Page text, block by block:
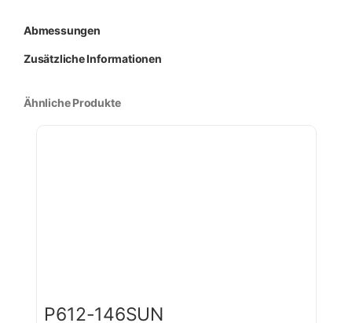
Abmessungen
Zusätzliche Informationen
Ähnliche Produkte
P612-146SUN